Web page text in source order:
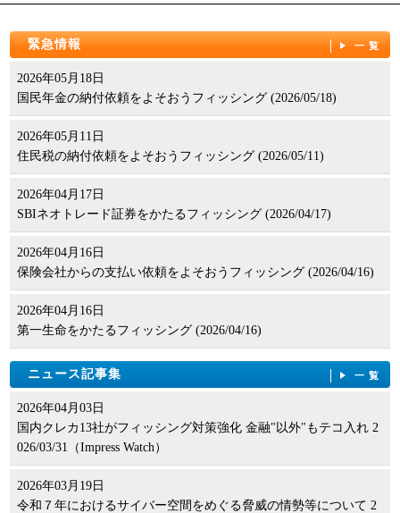
緊急情報 一覧
2026年05月18日
国民年金の納付依頼をよそおうフィッシング (2026/05/18)
2026年05月11日
住民税の納付依頼をよそおうフィッシング (2026/05/11)
2026年04月17日
SBIネオトレード証券をかたるフィッシング (2026/04/17)
2026年04月16日
保険会社からの支払い依頼をよそおうフィッシング (2026/04/16)
2026年04月16日
第一生命をかたるフィッシング (2026/04/16)
ニュース記事集 一覧
2026年04月03日
国内クレカ13社がフィッシング対策強化 金融"以外"もテコ入れ 2
026/03/31（Impress Watch）
2026年03月19日
令和７年におけるサイバー空間をめぐる脅威の情勢等について 2